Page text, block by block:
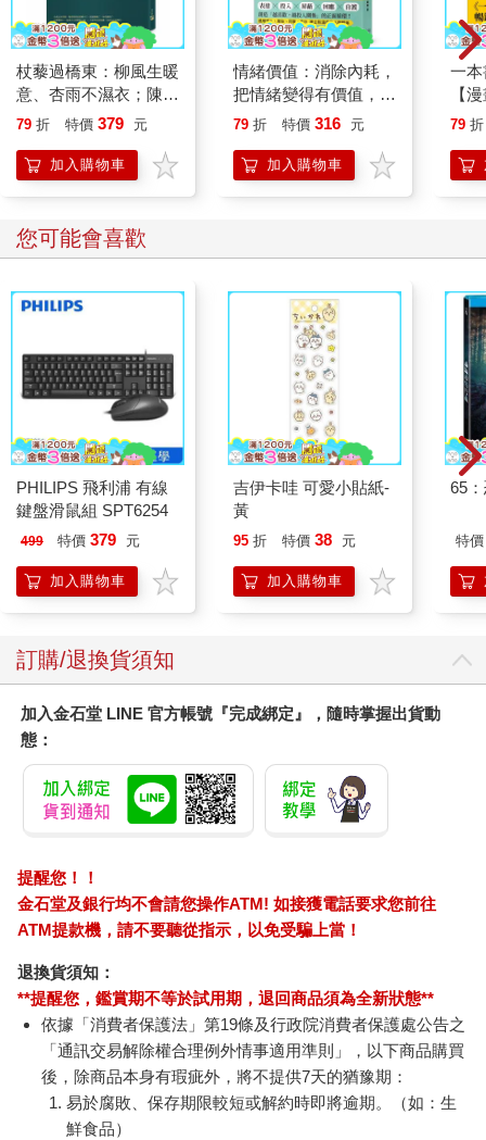
杖藜過橋東：柳風生暖
意、杏雨不濕衣；陳亮
恭談以心轉境的適齡漫
79 折 特價 379 元
加入購物車
情緒價值：消除內耗，
把情緒變得有價值，跟
誰都能自在相處
79 折 特價 316 元
加入購物車
一
【
行
「
學方
79 折
您可能會喜歡
PHILIPS 飛利浦 有線
鍵盤滑鼠組 SPT6254
499 特價 379 元
加入購物車
吉伊卡哇 可愛小貼紙-
黃
95 折 特價 38 元
加入購物車
65
特價
訂購/退換貨須知
加入金石堂 LINE 官方帳號『完成綁定』，隨時掌握出貨動
態：
提醒您！！
金石堂及銀行均不會請您操作ATM! 如接獲電話要求您前往
ATM提款機，請不要聽從指示，以免受騙上當！
退換貨須知：
**提醒您，鑑賞期不等於試用期，退回商品須為全新狀態**
依據「消費者保護法」第19條及行政院消費者保護處公告之
「通訊交易解除權合理例外情事適用準則」，以下商品購買
後，除商品本身有瑕疵外，將不提供7天的猶豫期：
易於腐敗、保存期限較短或解約時即將逾期。（如：生
鮮食品）